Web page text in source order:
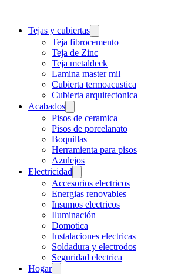
Tejas y cubiertas
Teja fibrocemento
Teja de Zinc
Teja metaldeck
Lamina master mil
Cubierta termoacustica
Cubierta arquitectonica
Acabados
Pisos de ceramica
Pisos de porcelanato
Boquillas
Herramienta para pisos
Azulejos
Electricidad
Accesorios electricos
Energias renovables
Insumos electricos
Iluminación
Domotica
Instalaciones electricas
Soldadura y electrodos
Seguridad electrica
Hogar